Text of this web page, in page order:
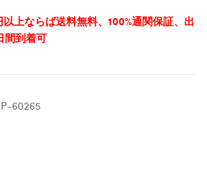
上ならば送料無料、100%通関保証、出
間到着可
60265